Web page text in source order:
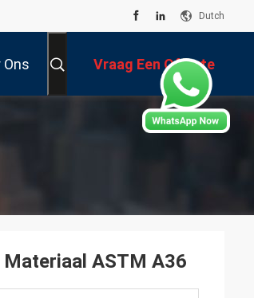
Dutch
Vraag Een Offerte
Aan
ASTM A36